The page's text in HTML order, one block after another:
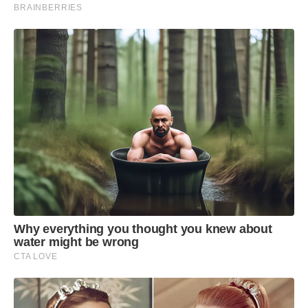
pela reforma tributária
Cesta básica nacional, com alíquota zero
1. Açúcar;
2. Arroz;
3. Aveias;
4. Café;
aves e produtos de origem animal (exceto foie
BRAINBERRIES
Why everything you thought you knew about
water might be wrong
CTA LOVE